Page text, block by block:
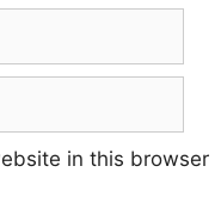
in this browser